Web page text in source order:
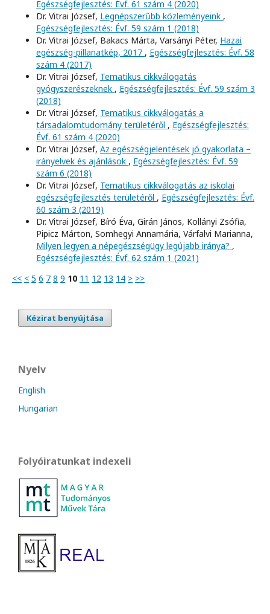
Egészségfejlesztés: Évf. 61 szám 4 (2020)
Dr. Vitrai József, Legnépszerűbb közleményeink ,
Egészségfejlesztés: Évf. 59 szám 1 (2018)
Dr. Vitrai József, Bakacs Márta, Varsányi Péter, Hazai
egészség-pillanatkép, 2017 , Egészségfejlesztés: Évf. 58
szám 4 (2017)
Dr. Vitrai József, Tematikus cikkválogatás
gyógyszerészeknek , Egészségfejlesztés: Évf. 59 szám 3
(2018)
Dr. Vitrai József, Tematikus cikkválogatás a
társadalomtudomány területéről , Egészségfejlesztés:
Évf. 61 szám 4 (2020)
Dr. Vitrai József, Az egészségjelentések jó gyakorlata –
irányelvek és ajánlások , Egészségfejlesztés: Évf. 59
szám 6 (2018)
Dr. Vitrai József, Tematikus cikkválogatás az iskolai
egészségfejlesztés területéről , Egészségfejlesztés: Évf.
60 szám 3 (2019)
Dr. Vitrai József, Bíró Éva, Girán János, Kollányi Zsófia,
Pipicz Márton, Somhegyi Annamária, Várfalvi Marianna,
Milyen legyen a népegészségügy legújabb iránya? ,
Egészségfejlesztés: Évf. 62 szám 1 (2021)
<< < 5 6 7 8 9 10 11 12 13 14 > >>
Kézirat benyújtása
Nyelv
English
Hungarian
Folyóiratunkat indexeli